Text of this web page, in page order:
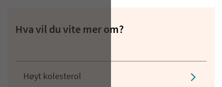
Hva vil du vite mer om?
Høyt kolesterol